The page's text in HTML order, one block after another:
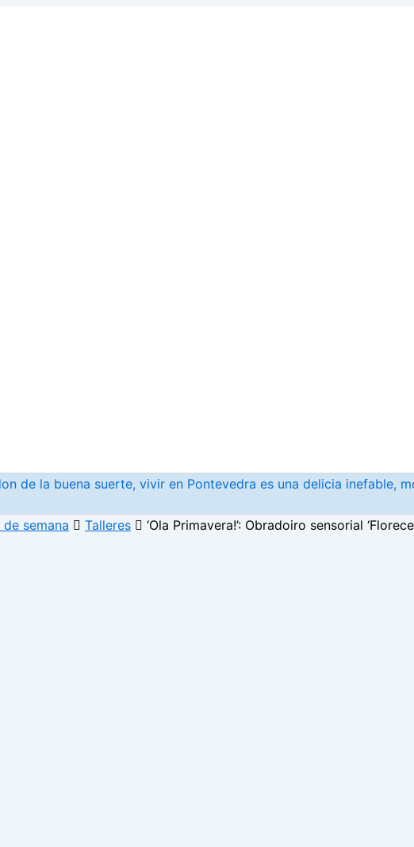
de la buena suerte, vivir en Pontevedra es una delicia inefable,
de semana Talleres ‘Ola Primavera!’: Obradoiro sensorial